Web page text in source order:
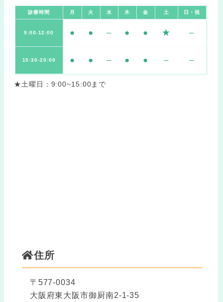
診療時間 月 火 水 木 金 土 日・祝
9:00-12:00 ● ● – ● ● ★ –
15:30-20:00 ● ● – ● ● – –
★土曜日：9:00~15:00まで
住所
〒577-0034
大阪府東大阪市御厨南2-1-35